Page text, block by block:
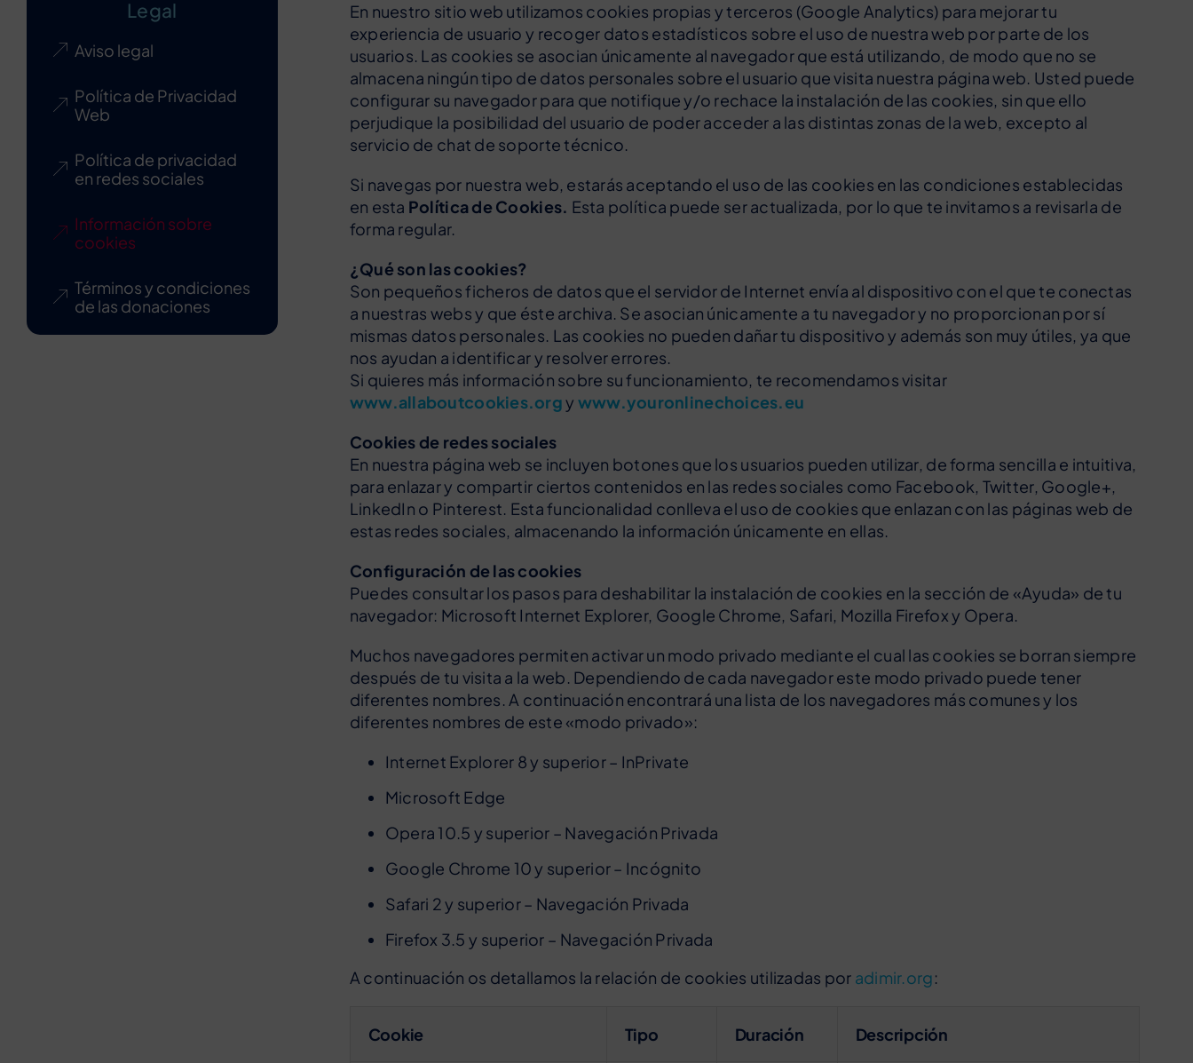
Legal
Aviso legal
Política de Privacidad
Web
Política de privacidad
en redes sociales
Información sobre
cookies
Términos y condiciones
de las donaciones
En nuestro sitio web utilizamos cookies propias y terceros (Google Analytics) para mejorar tu
experiencia de usuario y recoger datos estadísticos sobre el uso de nuestra web por parte de los
usuarios. Las cookies se asocian únicamente al navegador que está utilizando, de modo que no se
almacena ningún tipo de datos personales sobre el usuario que visita nuestra página web. Usted puede
configurar su navegador para que notifique y/o rechace la instalación de las cookies, sin que ello
perjudique la posibilidad del usuario de poder acceder a las distintas zonas de la web, excepto al
servicio de chat de soporte técnico.
Si navegas por nuestra web, estarás aceptando el uso de las cookies en las condiciones establecidas
en esta Política de Cookies. Esta política puede ser actualizada, por lo que te invitamos a revisarla de
forma regular.
¿Qué son las cookies?
Son pequeños ficheros de datos que el servidor de Internet envía al dispositivo con el que te conectas
a nuestras webs y que éste archiva. Se asocian únicamente a tu navegador y no proporcionan por sí
mismas datos personales. Las cookies no pueden dañar tu dispositivo y además son muy útiles, ya que
nos ayudan a identificar y resolver errores.
Si quieres más información sobre su funcionamiento, te recomendamos visitar
www.allaboutcookies.orgy www.youronlinechoices.eu
Cookies de redes sociales
En nuestra página web se incluyen botones que los usuarios pueden utilizar, de forma sencilla e intuitiva,
para enlazar y compartir ciertos contenidos en las redes sociales como Facebook, Twitter, Google+,
LinkedIn o Pinterest. Esta funcionalidad conlleva el uso de cookies que enlazan con las páginas web de
estas redes sociales, almacenando la información únicamente en ellas.
Configuración de las cookies
Puedes consultar los pasos para deshabilitar la instalación de cookies en la sección de «Ayuda» de tu
navegador: Microsoft Internet Explorer, Google Chrome, Safari, Mozilla Firefox y Opera.
Muchos navegadores permiten activar un modo privado mediante el cual las cookies se borran siempre
después de tu visita a la web. Dependiendo de cada navegador este modo privado puede tener
diferentes nombres. A continuación encontrará una lista de los navegadores más comunes y los
diferentes nombres de este «modo privado»:
Internet Explorer 8 y superior – InPrivate
Microsoft Edge
Opera 10.5 y superior – Navegación Privada
Google Chrome 10 y superior – Incógnito
Safari 2 y superior – Navegación Privada
Firefox 3.5 y superior – Navegación Privada
A continuación os detallamos la relación de cookies utilizadas por adimir.org:
Cookie Tipo Duración Descripción